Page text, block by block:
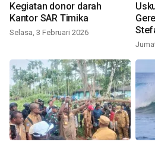
Kegiatan donor darah
Kantor SAR Timika
Selasa, 3 Februari 2026